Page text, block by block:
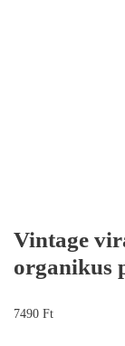
Vintage
organikus
7490 Ft